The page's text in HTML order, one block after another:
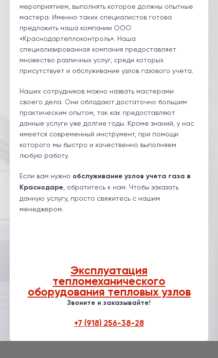
мероприятием, выполнять которое должны опытные
мастера. Именно таких специалистов готова
предложить наша компании ООО
«Краснодартеплоконтроль». Наша
специализированная компания предоставляет
множество различных услуг, среди которых
присутствует и обслуживание узлов газового учета.
Наших сотрудников можно назвать мастерами
своего дела. Они обладают достаточно большим
практическим опытом, так как предоставляют
данные услуги уже долгие годы. Кроме знаний, у нас
имеется современный инструмент, при помощи
которого мы быстро и качественно выполняем
любую работу.
Если вам нужно обслуживание узлов учета газа в
Краснодаре , обратитесь к нам. Чтобы заказать
данную услугу, просто свяжитесь с нашим
менеджером.
Эксплуатация
тепломеханического
оборудования тепловых узлов
Звоните и заказывайте!
+7 (918) 256-38-28